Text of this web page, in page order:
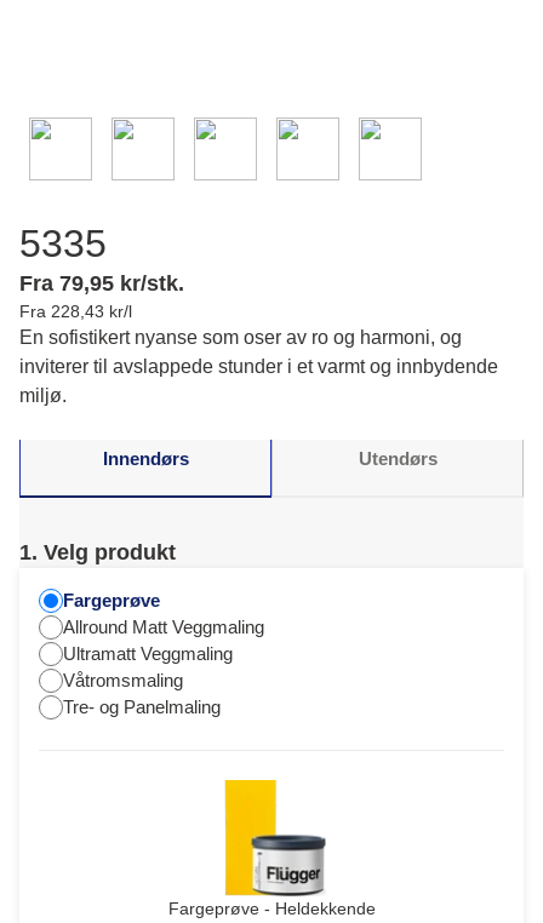
5335
Fra 79,95 kr/stk.
Fra 228,43 kr/l
En sofistikert nyanse som oser av ro og harmoni, og
inviterer til avslappede stunder i et varmt og innbydende
miljø.
Innendørs Utendørs
1. Velg produkt
Fargeprøve
Allround Matt Veggmaling
Ultramatt Veggmaling
Våtromsmaling
Tre- og Panelmaling
Fargeprøve - Heldekkende